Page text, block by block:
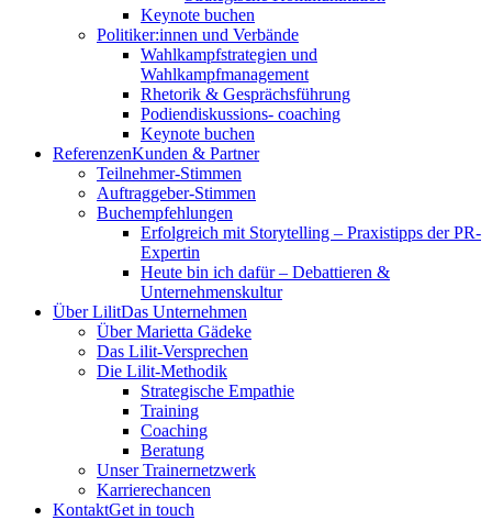
Keynote buchen
Politiker:innen und Verbände
Wahlkampfstrategien und
Wahlkampfmanagement
Rhetorik & Gesprächsführung
Podiendiskussions- coaching
Keynote buchen
ReferenzenKunden & Partner
Teilnehmer-Stimmen
Auftraggeber-Stimmen
Buchempfehlungen
Erfolgreich mit Storytelling – Praxistipps der PR-
Expertin
Heute bin ich dafür – Debattieren &
Unternehmenskultur
Über LilitDas Unternehmen
Über Marietta Gädeke
Das Lilit-Versprechen
Die Lilit-Methodik
Strategische Empathie
Training
Coaching
Beratung
Unser Trainernetzwerk
Karrierechancen
KontaktGet in touch